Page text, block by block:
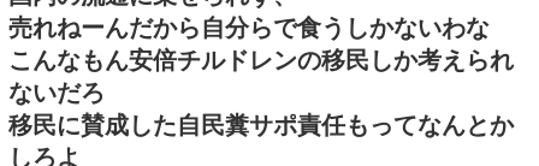
売れねーんだから自分らで食うしかないわな
こんなもん安倍チルドレンの移民しか考えられ
ないだろ
移民に賛成した自民糞サポ責任もってなんとか
しろよ